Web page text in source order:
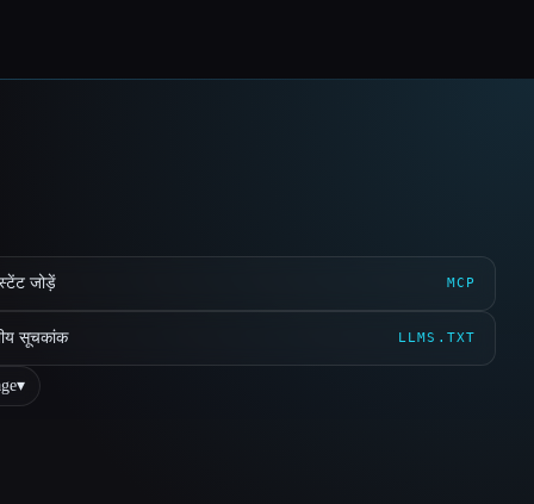
जोड़ें MCP
सूचकांक LLMS.TXT
▾